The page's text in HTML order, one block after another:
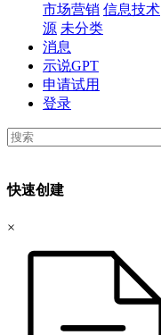
市场营销 信息技术
源 未分类
消息
示说GPT
申请试用
登录
快速创建
×